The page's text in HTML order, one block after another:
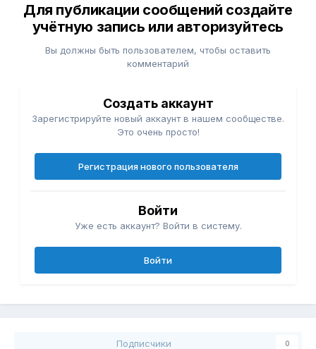
Для публикации сообщений создайте
учётную запись или авторизуйтесь
Вы должны быть пользователем, чтобы оставить
комментарий
Создать аккаунт
Зарегистрируйте новый аккаунт в нашем сообществе.
Это очень просто!
Регистрация нового пользователя
Войти
Уже есть аккаунт? Войти в систему.
Войти
Подписчики 0